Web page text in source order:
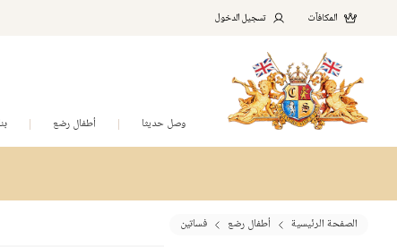
المكافآت تسجيل الدخول
وصل حديثا أطفال رضع
الصفحة الرئيسية أطفال رضع فساتين